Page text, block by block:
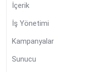
İçerik
İş Yönetimi
Kampanyalar
Sunucu